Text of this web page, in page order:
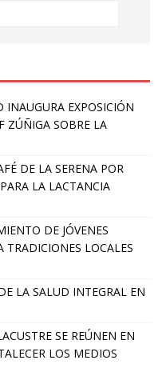
INAUGURA EXPOSICIÓN
ZÚÑIGA SOBRE LA
DE LA SERENA POR
LA LACTANCIA
DE JÓVENES
TRADICIONES LOCALES
LA SALUD INTEGRAL EN
SE REÚNEN EN
LOS MEDIOS